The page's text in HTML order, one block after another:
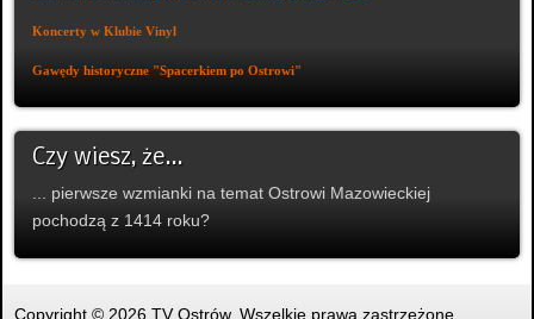
Koncerty w Klubie Vinyl
Gawędy historyczne "Spacerkiem po Ostrowi"
Czy wiesz, że...
... pierwsze wzmianki na temat Ostrowi Mazowieckiej
pochodzą z 1414 roku?
Copyright © 2026 TV Ostrów. Wszelkie prawa zastrzeżone.